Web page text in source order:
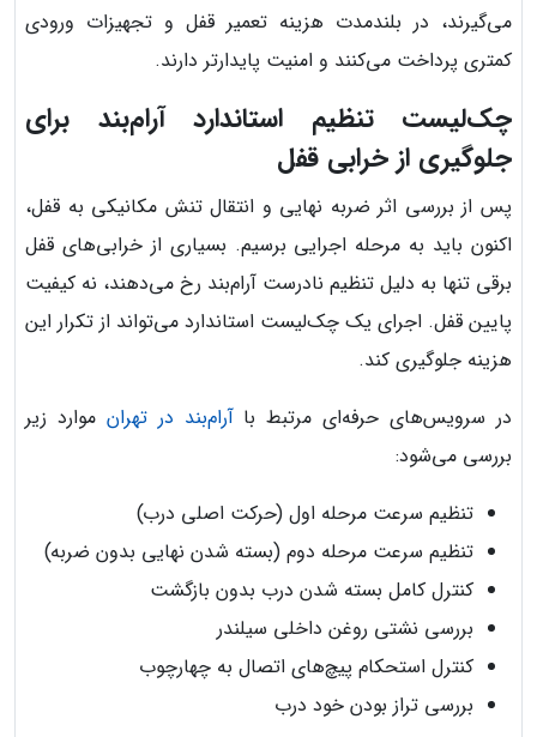
می‌گیرند، در بلندمدت هزینه تعمیر قفل و تجهیزات ورودی
کمتری پرداخت می‌کنند و امنیت پایدارتر دارند.
چک‌لیست تنظیم استاندارد آرام‌بند برای
جلوگیری از خرابی قفل
پس از بررسی اثر ضربه نهایی و انتقال تنش مکانیکی به قفل،
اکنون باید به مرحله اجرایی برسیم. بسیاری از خرابی‌های قفل
برقی تنها به دلیل تنظیم نادرست آرام‌بند رخ می‌دهند، نه کیفیت
پایین قفل. اجرای یک چک‌لیست استاندارد می‌تواند از تکرار این
هزینه جلوگیری کند.
در سرویس‌های حرفه‌ای مرتبط باآرام‌بند در تهران موارد زیر
بررسی می‌شود:
تنظیم سرعت مرحله اول (حرکت اصلی درب)
تنظیم سرعت مرحله دوم (بسته شدن نهایی بدون ضربه)
کنترل کامل بسته شدن درب بدون بازگشت
بررسی نشتی روغن داخلی سیلندر
کنترل استحکام پیچ‌های اتصال به چهارچوب
بررسی تراز بودن خود درب